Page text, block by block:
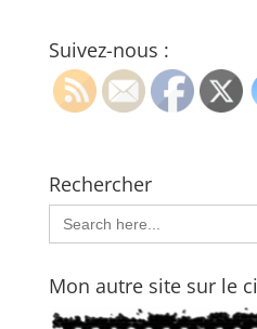
Suivez-nous :
Rechercher
Search
for:
Mon autre site sur le